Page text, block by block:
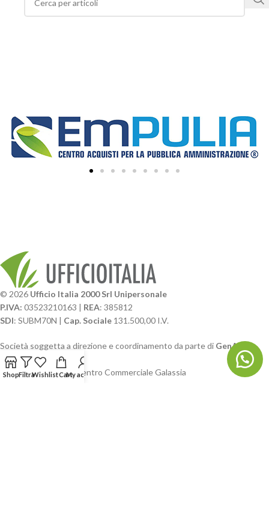
© 2026 Ufficio Italia 2000 Srl Unipersonale
P.IVA: 03523210163 | REA: 385812
SDI: SUBM70N | Cap. Sociale 131.500,00 I.V.
Società soggetta a direzione e coordinamento da parte di GenALFA
Holding srl
Via A. Ponti n. 4 – Centro Commerciale Galassia
ShopFiltraWishlistCartMy account